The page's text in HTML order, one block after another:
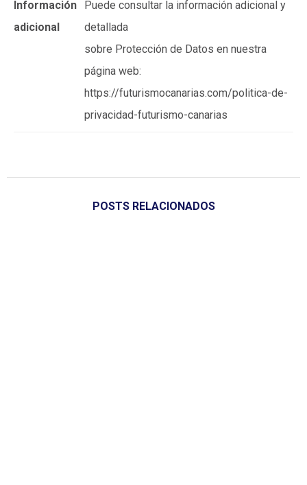
Información
adicional
Puede consultar la información adicional y
detallada
sobre Protección de Datos en nuestra
página web:
https://futurismocanarias.com/politica-de-
privacidad-futurismo-canarias
POSTS RELACIONADOS